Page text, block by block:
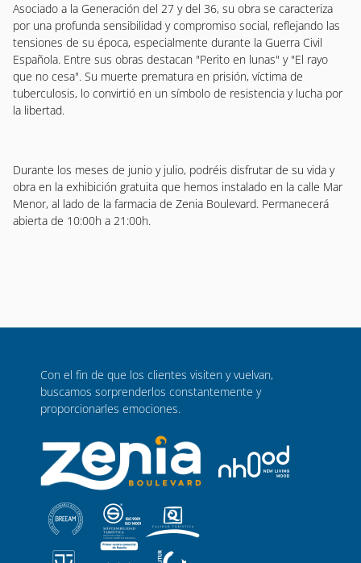
Asociado a la Generación del 27 y del 36, su obra se caracteriza
por una profunda sensibilidad y compromiso social, reflejando las
tensiones de su época, especialmente durante la Guerra Civil
Española. Entre sus obras destacan "Perito en lunas" y "El rayo
que no cesa". Su muerte prematura en prisión, víctima de
tuberculosis, lo convirtió en un símbolo de resistencia y lucha por
la libertad.
Durante los meses de junio y julio, podréis disfrutar de su vida y
obra en la exhibición gratuita que hemos instalado en la calle Mar
Menor, al lado de la farmacia de Zenia Boulevard. Permanecerá
abierta de 10:00h a 21:00h.
Con el fin de que los clientes visiten y vuelvan,
buscamos sorprenderlos constantemente y
proporcionarles emociones.